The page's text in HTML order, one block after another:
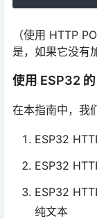
（使用 HTTP
是，如果它没有
使用 ESP32
在本指南中，我
ESP32
ESP32
ESP32
纯文本